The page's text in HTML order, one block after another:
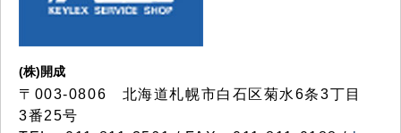
(株)開成
〒003-0806 北海道札幌市白石区菊水6条3丁目
3番25号